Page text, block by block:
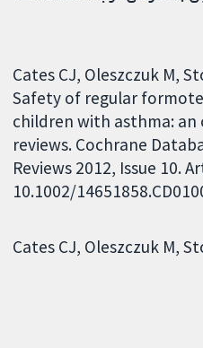
Cates CJ, Oleszczuk M,
Safety of regular
children with asthma: an
reviews. Cochrane
Reviews 2012, Issue 10.
10.1002/
Cates CJ Oleszczuk M